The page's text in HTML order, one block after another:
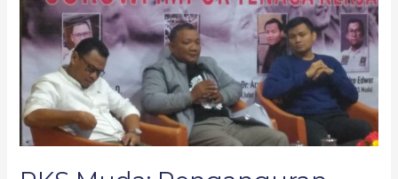
Tenaga
Kerja